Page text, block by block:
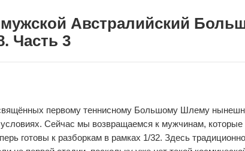
Австралийский
Часть 3
первому теннисному Большому Шлему
Сейчас мы возвращаемся к мужчинам, которые
готовы к разборкам в рамках 1/32. Здесь традиционно